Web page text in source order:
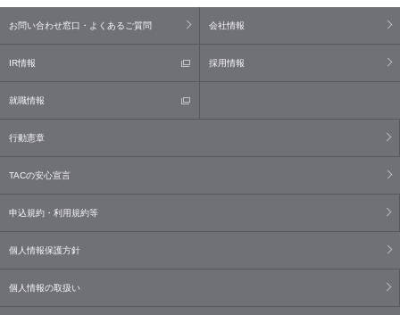
お問い合わせ窓口・よくあるご質問 会社情報
IR情報 採用情報
就職情報
行動憲章
TACの安心宣言
申込規約・利用規約等
個人情報保護方針
個人情報の取扱い